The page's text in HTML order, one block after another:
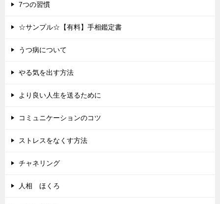
7つの習慣
☆サンプル☆【有料】手相鑑定書
うつ病について
やる気を出す方法
より良い人生を送るために
コミュニケーションのコツ
ストレスをなくす方法
チャネリング
人相 ほくろ